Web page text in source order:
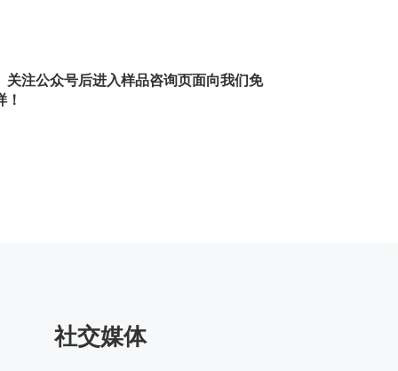
注公众号后进入样品咨询页面向我们免
社交媒体